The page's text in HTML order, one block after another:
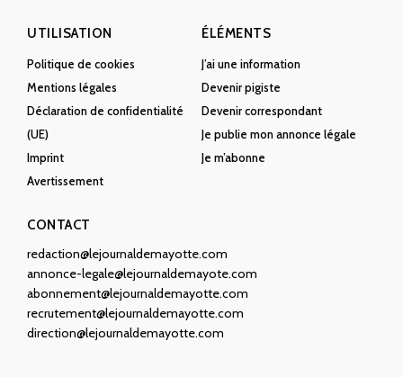
UTILISATION
Politique de cookies
Mentions légales
Déclaration de confidentialité
(UE)
Imprint
Avertissement
ÉLÉMENTS
J’ai une information
Devenir pigiste
Devenir correspondant
Je publie mon annonce légale
Je m’abonne
CONTACT
redaction@lejournaldemayotte.com
annonce-legale@lejournaldemayote.com
abonnement@lejournaldemayotte.com
recrutement@lejournaldemayotte.com
direction@lejournaldemayotte.com